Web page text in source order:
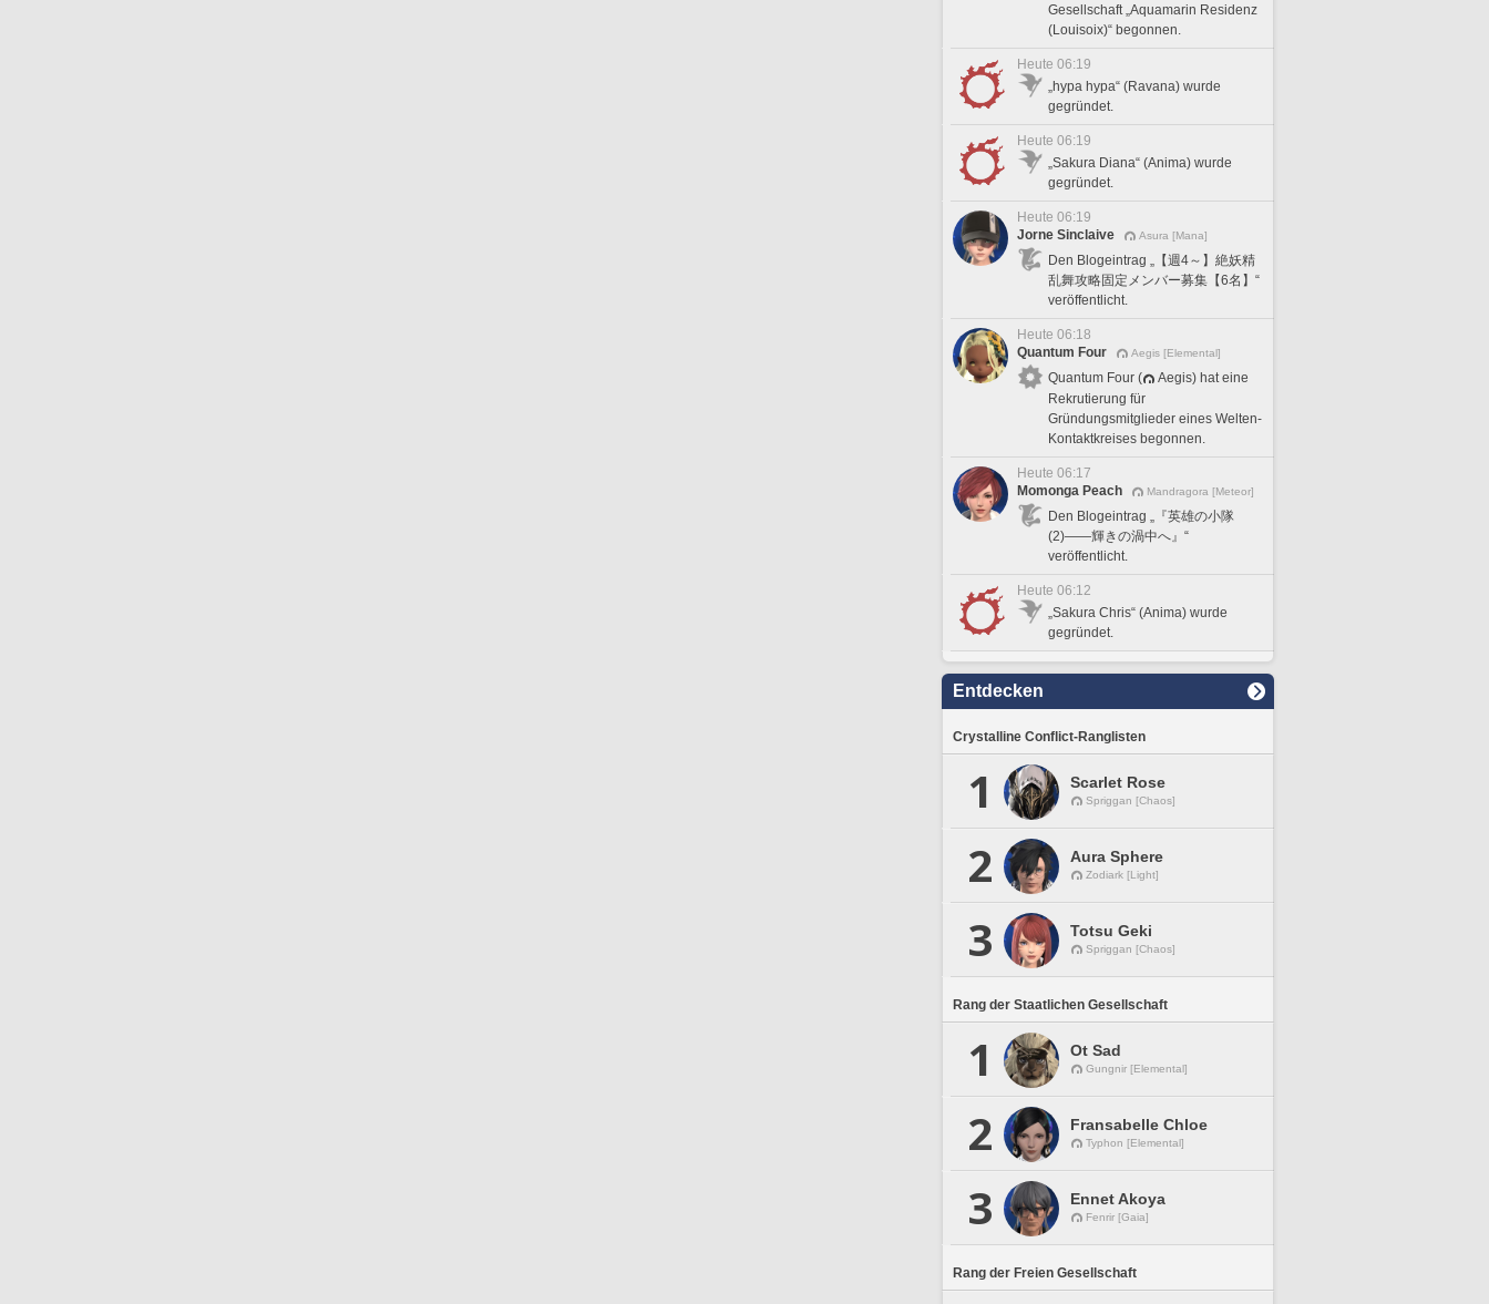
Gesellschaft „Aquamarin Residenz
(Louisoix)“ begonnen.
Heute 06:19
„hypa hypa“ (Ravana) wurde
gegründet.
Heute 06:19
„Sakura Diana“ (Anima) wurde
gegründet.
Heute 06:19
Jorne Sinclaive
Asura [Mana]
Den Blogeintrag „【週4～】絶妖精
乱舞攻略固定メンバー募集【6名】“
veröffentlicht.
Heute 06:18
Quantum Four
Aegis [Elemental]
Quantum Four (
Aegis) hat eine
Rekrutierung für
Gründungsmitglieder eines Welten-
Kontaktkreises begonnen.
Heute 06:17
Momonga Peach
Mandragora [Meteor]
Den Blogeintrag „『英雄の小隊
(2)――輝きの渦中へ』“
veröffentlicht.
Heute 06:12
„Sakura Chris“ (Anima) wurde
gegründet.
Entdecken
Crystalline Conflict-Ranglisten
1 Scarlet Rose
Spriggan [Chaos]
2 Aura Sphere
Zodiark [Light]
3 Totsu Geki
Spriggan [Chaos]
Rang der Staatlichen Gesellschaft
1 Ot Sad
Gungnir [Elemental]
2 Fransabelle Chloe
Typhon [Elemental]
3 Ennet Akoya
Fenrir [Gaia]
Rang der Freien Gesellschaft